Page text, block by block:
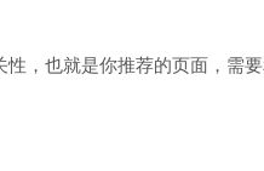
，也就是你推荐的页面，需